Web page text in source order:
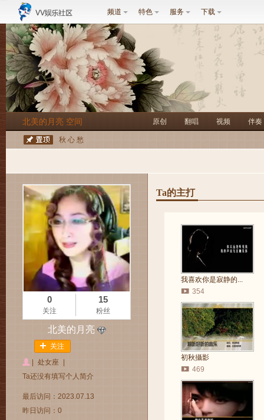
频道 特色 服务 下载
北美的月亮 空间 原创 翻唱 视频 伴奏
秋 心 愁
0
关注
15
粉丝
北美的月亮
关注
处女座
Ta还没有填写个人简介
最后访问：2023.07.13
昨日访问：0
Ta的主打
我喜欢你是寂静的...
354
初秋攝影
469